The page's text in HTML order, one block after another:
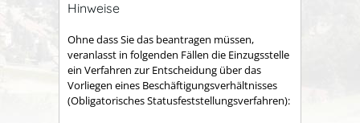
Hinweise
Ohne dass Sie das beantragen müssen,
veranlasst in folgenden Fällen die Einzugsstelle
ein Verfahren zur Entscheidung über das
Vorliegen eines Beschäftigungsverhältnisses
(Obligatorisches Statusfeststellungsverfahren):